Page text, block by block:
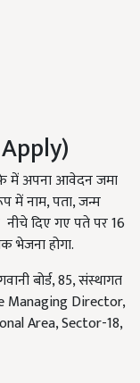
में अपना आवेदन जमा
में नाम, पता, जन्म
नीचे दिए गए पते पर 16
भेजना होगा.
बोर्ड, 85, संस्थागत
Managing Director,
Area, Sector-18,